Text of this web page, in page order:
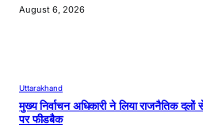
August 6, 2026
Uttarakhand
मुख्य निर्वाचन अधिकारी ने लिया राजनैतिक
पर फीडबैक